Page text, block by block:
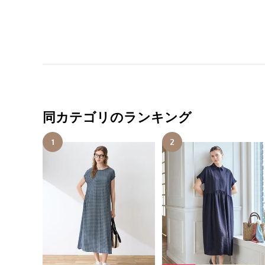
同カテゴリのランキング
1 2